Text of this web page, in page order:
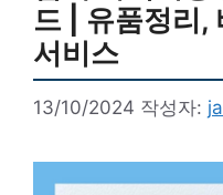
드 | 유품정리,
서비스
13/10/2024 작성자: